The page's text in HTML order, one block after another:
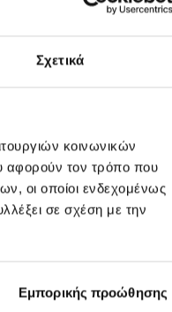
Σχετικά
κοινωνικών
αφορούν τον τρόπο που
οι οποίοι ενδεχομένως
σε σχέση με την
Εμπορικής προώθησης
Νήπια» θα